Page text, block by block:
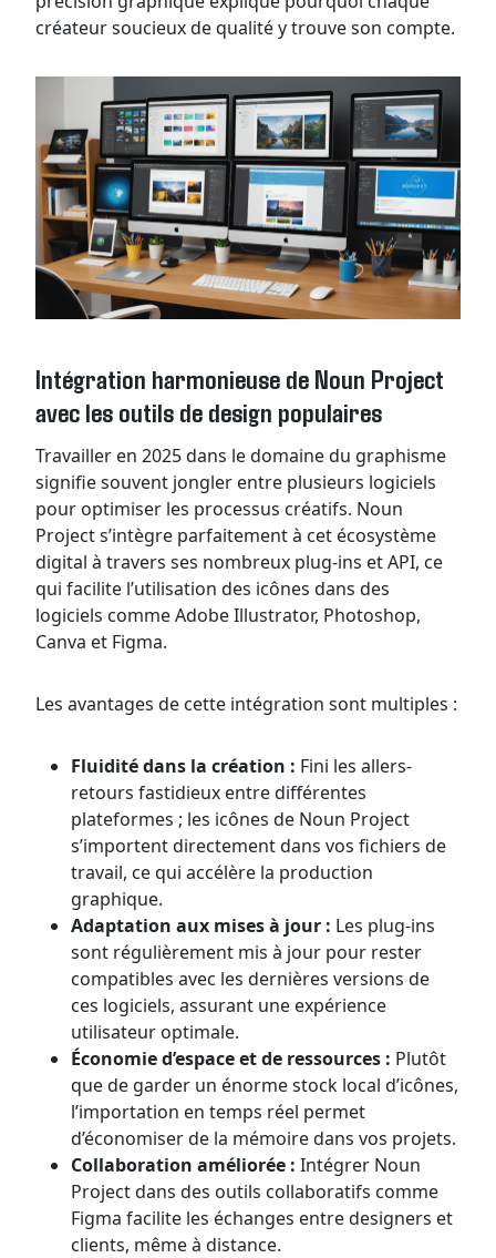
créateur soucieux de qualité y trouve son compte.
Intégration harmonieuse de Noun Project
avec les outils de design populaires
Travailler en 2025 dans le domaine du graphisme
signifie souvent jongler entre plusieurs logiciels
pour optimiser les processus créatifs. Noun
Project s’intègre parfaitement à cet écosystème
digital à travers ses nombreux plug-ins et API, ce
qui facilite l’utilisation des icônes dans des
logiciels comme Adobe Illustrator, Photoshop,
Canva et Figma.
Les avantages de cette intégration sont multiples :
Fluidité dans la création : Fini les allers-
retours fastidieux entre différentes
plateformes ; les icônes de Noun Project
s’importent directement dans vos fichiers de
travail, ce qui accélère la production
graphique.
Adaptation aux mises à jour : Les plug-ins
sont régulièrement mis à jour pour rester
compatibles avec les dernières versions de
ces logiciels, assurant une expérience
utilisateur optimale.
Économie d’espace et de ressources : Plutôt
que de garder un énorme stock local d’icônes,
l’importation en temps réel permet
d’économiser de la mémoire dans vos projets.
Collaboration améliorée : Intégrer Noun
Project dans des outils collaboratifs comme
Figma facilite les échanges entre designers et
clients, même à distance.